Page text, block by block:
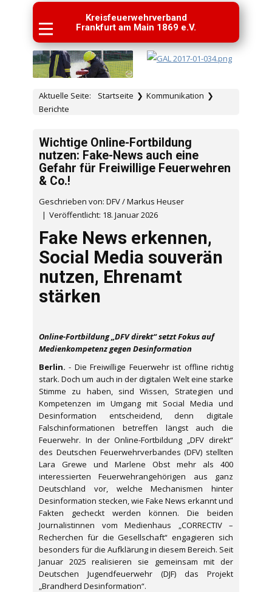
Kreisfeuerwehrverband
Frankfurt am Main 1869 e.V.
Aktuelle Seite: Startseite ❯ Kommunikation ❯
Berichte
Wichtige Online-Fortbildung
nutzen: Fake-News auch eine
Gefahr für Freiwillige Feuerwehren
& Co.!
Geschrieben von: DFV / Markus Heuser
Veröffentlicht: 18. Januar 2026
Fake News erkennen,
Social Media souverän
nutzen, Ehrenamt
stärken
Online-Fortbildung „DFV direkt“ setzt Fokus auf
Medienkompetenz gegen Desinformation
Berlin. - Die Freiwillige Feuerwehr ist offline richtig
stark. Doch um auch in der digitalen Welt eine starke
Stimme zu haben, sind Wissen, Strategien und
Kompetenzen im Umgang mit Social Media und
Desinformation entscheidend, denn digitale
Falschinformationen betreffen längst auch die
Feuerwehr. In der Online-Fortbildung „DFV direkt“
des Deutschen Feuerwehrverbandes (DFV) stellten
Lara Grewe und Marlene Obst mehr als 400
interessierten Feuerwehrangehörigen aus ganz
Deutschland vor, welche Mechanismen hinter
Desinformation stecken, wie Fake News erkannt und
Fakten gecheckt werden können. Die beiden
Journalistinnen vom Medienhaus „CORRECTIV –
Recherchen für die Gesellschaft“ engagieren sich
besonders für die Aufklärung in diesem Bereich. Seit
Januar 2025 realisieren sie gemeinsam mit der
Deutschen Jugendfeuerwehr (DJF) das Projekt
„Brandherd Desinformation“.